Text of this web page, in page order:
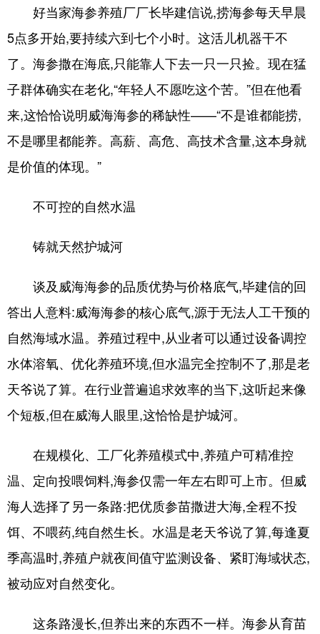
好当家海参养殖厂厂长毕建信说,捞海参每天早晨
5点多开始,要持续六到七个小时。这活儿机器干不
了。海参撒在海底,只能靠人下去一只一只捡。现在猛
子群体确实在老化,“年轻人不愿吃这个苦。”但在他看
来,这恰恰说明威海海参的稀缺性——“不是谁都能捞,
不是哪里都能养。高薪、高危、高技术含量,这本身就
是价值的体现。”
不可控的自然水温
铸就天然护城河
谈及威海海参的品质优势与价格底气,毕建信的回
答出人意料:威海海参的核心底气,源于无法人工干预的
自然海域水温。养殖过程中,从业者可以通过设备调控
水体溶氧、优化养殖环境,但水温完全控制不了,那是老
天爷说了算。在行业普遍追求效率的当下,这听起来像
个短板,但在威海人眼里,这恰恰是护城河。
在规模化、工厂化养殖模式中,养殖户可精准控
温、定向投喂饲料,海参仅需一年左右即可上市。但威
海人选择了另一条路:把优质参苗撒进大海,全程不投
饵、不喂药,纯自然生长。水温是老天爷说了算,每逢夏
季高温时,养殖户就夜间值守监测设备、紧盯海域状态,
被动应对自然变化。
这条路漫长,但养出来的东西不一样。海参从育苗